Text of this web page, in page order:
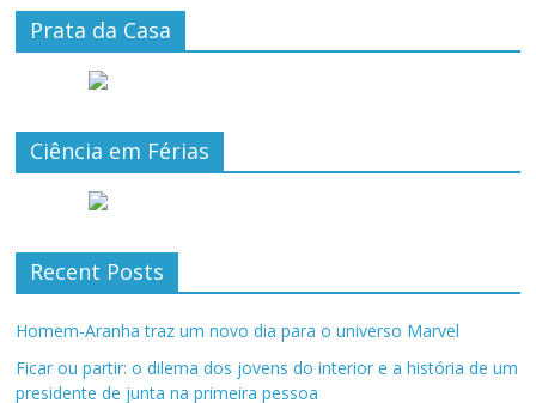
Prata da Casa
Ciência em Férias
Recent Posts
Homem-Aranha traz um novo dia para o universo Marvel
Ficar ou partir: o dilema dos jovens do interior e a história de um
presidente de junta na primeira pessoa